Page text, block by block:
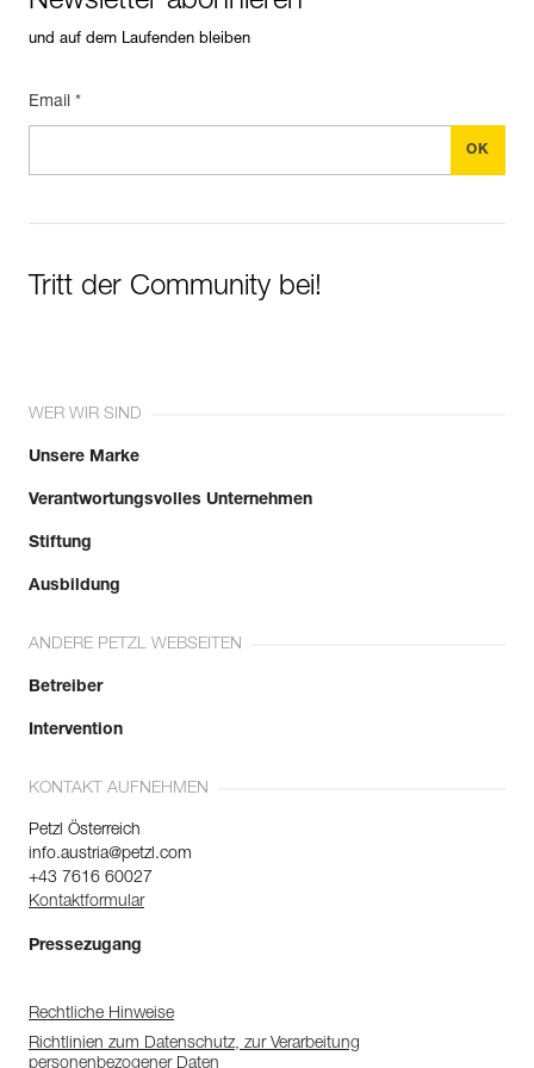
und auf dem Laufenden bleiben
Email *
Tritt der Community bei!
WER WIR SIND
Unsere Marke
Verantwortungsvolles Unternehmen
Stiftung
Ausbildung
ANDERE PETZL WEBSEITEN
Betreiber
Intervention
KONTAKT AUFNEHMEN
Petzl Österreich
info.austria@petzl.com
+43 7616 60027
Kontaktformular
Pressezugang
Rechtliche Hinweise
Richtlinien zum Datenschutz, zur Verarbeitung
personenbezogener Daten